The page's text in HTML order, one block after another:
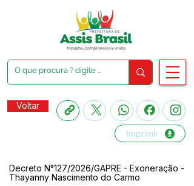
Voltar
Imprimir
Decreto N°127/2026/GAPRE - Exoneração -
Thayanny Nascimento do Carmo